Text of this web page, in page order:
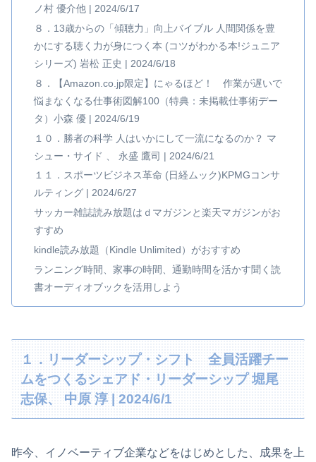
ノ村 優介他 | 2024/6/17
８．13歳からの「傾聴力」向上バイブル 人間関係を豊
かにする聴く力が身につく本 (コツがわかる本!ジュニア
シリーズ) 岩松 正史 | 2024/6/18
８．【Amazon.co.jp限定】にゃるほど！ 作業が遅いで
悩まなくなる仕事術図解100（特典：未掲載仕事術デー
タ）小森 優 | 2024/6/19
１０．勝者の科学 人はいかにして一流になるのか？ マ
シュー・サイド 、 永盛 鷹司 | 2024/6/21
１１．スポーツビジネス革命 (日経ムック)KPMGコンサ
ルティング | 2024/6/27
サッカー雑誌読み放題はｄマガジンと楽天マガジンがお
すすめ
kindle読み放題（Kindle Unlimited）がおすすめ
ランニング時間、家事の時間、通勤時間を活かす聞く読
書オーディオブックを活用しよう
１．リーダーシップ・シフト 全員活躍チー
ムをつくるシェアド・リーダーシップ 堀尾
志保、 中原 淳 | 2024/6/1
昨今、イノベーティブ企業などをはじめとした、成果を上